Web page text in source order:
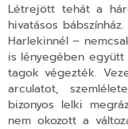
Létrejött tehát a
hivatásos
Harlekinnél –
is lényegében együtt
tagok végezték.
arculatot,
bizonyos lelki
nem okozott a